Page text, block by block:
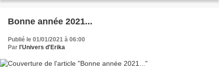
Bonne année 2021...
Publié le 01/01/2021 à 06:00
Par l'Univers d'Erika